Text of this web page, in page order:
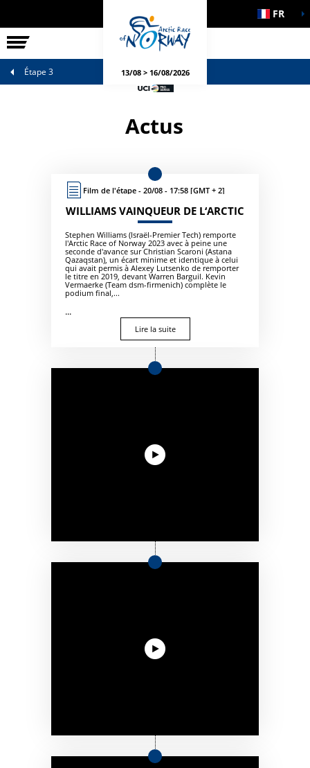
COURSE FR
13/08 > 16/08/2026
Étape 3
Actus
Film de l'étape - 20/08 - 17:58 [GMT + 2]
WILLIAMS VAINQUEUR DE L‘ARCTIC
Stephen Williams (Israël-Premier Tech) remporte
l'Arctic Race of Norway 2023 avec à peine une
seconde d'avance sur Christian Scaroni (Astana
Qazaqstan), un écart minime et identique à celui
qui avait permis à Alexey Lutsenko de remporter
le titre en 2019, devant Warren Barguil. Kevin
Vermaerke (Team dsm-firmenich) complète le
podium final,...
...
Lire la suite